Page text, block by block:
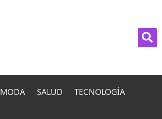
MODA SALUD TECNOLOGÍA